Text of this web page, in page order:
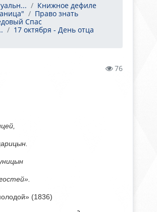
Книжное дефиле
Право знать
Спас
17 октября - День отца
76
(1836)